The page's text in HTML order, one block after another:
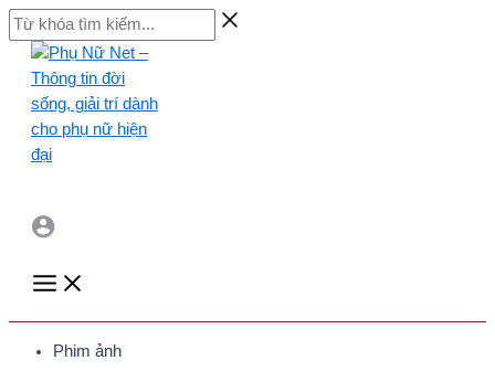
Skip
to
content
Từ
khóa
kiếm...
Main
Menu
Phim ảnh